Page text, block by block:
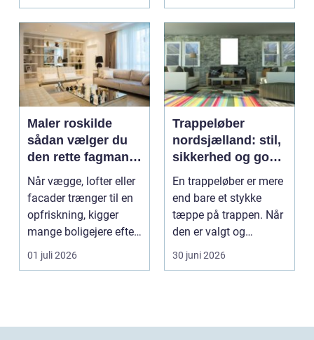
Maler roskilde
sådan vælger du
den rette fagmand
til opgaven
Når vægge, lofter eller
facader trænger til en
opfriskning, kigger
mange boligejere efter
en maler R...
01 juli 2026
Trappeløber
nordsjælland: stil,
sikkerhed og god
akustik i hjemmet
En trappeløber er mere
end bare et stykke
tæppe på trappen. Når
den er valgt og
monteret rigtigt, gi...
30 juni 2026